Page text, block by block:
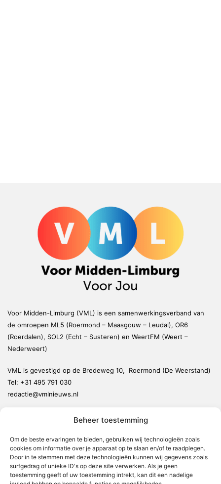
Beheer toestemming
Om de beste ervaringen te bieden, gebruiken wij technologieën zoals
cookies om informatie over je apparaat op te slaan en/of te raadplegen.
Door in te stemmen met deze technologieën kunnen wij gegevens zoals
surfgedrag of unieke ID's op deze site verwerken. Als je geen
toestemming geeft of uw toestemming intrekt, kan dit een nadelige
Voor Midden-Limburg (VML) is een samenwerkingsverband van
de omroepen ML5 (Roermond – Maasgouw – Leudal), OR6
(Roerdalen), SOL2 (Echt – Susteren) en WeertFM (Weert –
Nederweert)
VML is gevestigd op de Bredeweg 10, Roermond (De Weerstand)
Tel: +31 495 791 030
redactie@vmlnieuws.nl
Leudal
Maasgouw
Echt-Susteren